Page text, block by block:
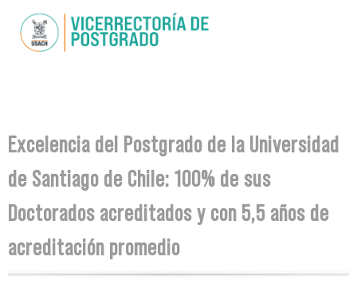
main
You are here
Excelencia del Postgrado de la Universidad
de Santiago de Chile: 100% de sus
Doctorados acreditados y con 5,5 años de
acreditación promedio